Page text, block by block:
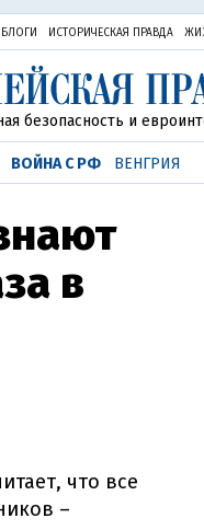
БЛОГИ ИСТОРИЧЕСКАЯ ПРАВДА
безопасность и
ВОЙНА С РФ ВЕНГРИЯ
в
что все
–